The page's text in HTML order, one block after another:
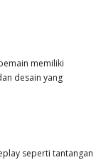
memiliki
desain yang
seperti tantangan